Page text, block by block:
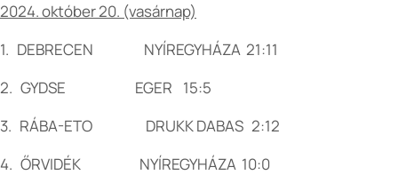
2024. október 20. (vasárnap)
1. DEBRECEN NYÍREGYHÁZA 21:11
2. GYDSE EGER 15:5
3. RÁBA-ETO DRUKK DABAS 2:12
4. ŐRVIDÉK NYÍREGYHÁZA 10:0